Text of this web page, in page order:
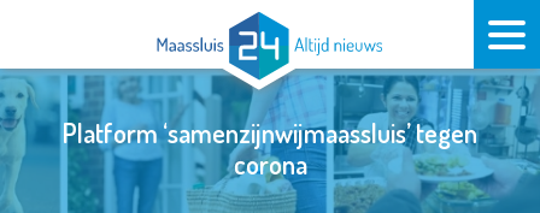
Platform ‘samenzijnwijmaassluis’ tegen
corona